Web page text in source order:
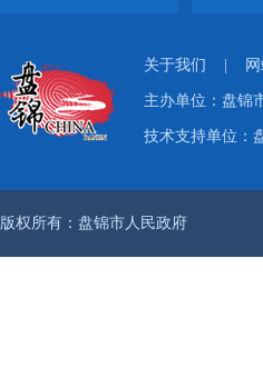
关于我们
主办单位：盘
技术支持单位：
版权所有：盘锦市人民政府